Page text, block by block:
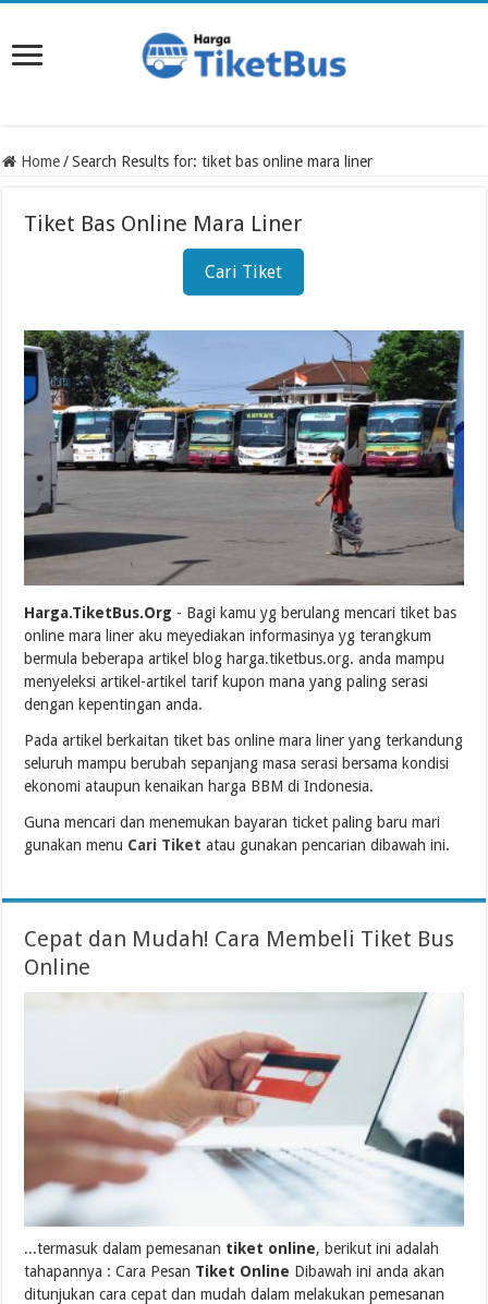
Home / Search Results for: tiket bas online mara liner
Tiket Bas Online Mara Liner
Cari Tiket
Harga.TiketBus.Org - Bagi kamu yg berulang mencari tiket bas
online mara liner aku meyediakan informasinya yg terangkum
bermula beberapa artikel blog harga.tiketbus.org. anda mampu
menyeleksi artikel-artikel tarif kupon mana yang paling serasi
dengan kepentingan anda.
Pada artikel berkaitan tiket bas online mara liner yang terkandung
seluruh mampu berubah sepanjang masa serasi bersama kondisi
ekonomi ataupun kenaikan harga BBM di Indonesia.
Guna mencari dan menemukan bayaran ticket paling baru mari
gunakan menu Cari Tiket atau gunakan pencarian dibawah ini.
Cepat dan Mudah! Cara Membeli Tiket Bus
Online
...termasuk dalam pemesanan tiket online, berikut ini adalah
tahapannya : Cara Pesan Tiket Online Dibawah ini anda akan
ditunjukan cara cepat dan mudah dalam melakukan pemesanan